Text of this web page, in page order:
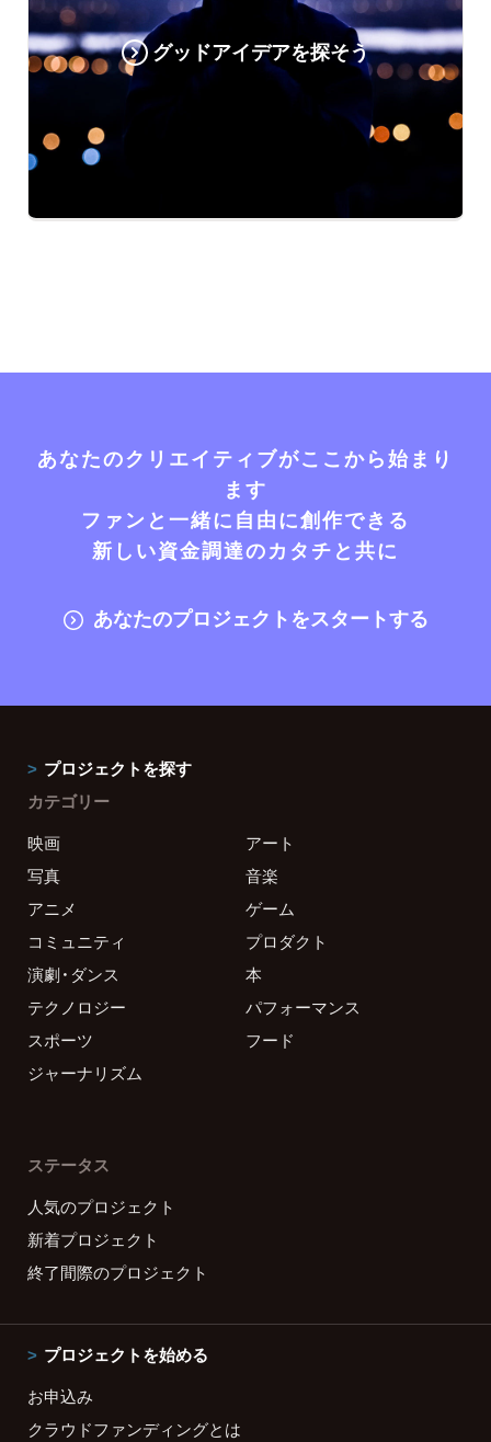
グッドアイデアを探そう
あなたのクリエイティブがここから始まり
ます
ファンと一緒に自由に創作できる
新しい資金調達のカタチと共に
あなたのプロジェクトをスタートする
プロジェクトを探す
カテゴリー
映画
アート
写真
音楽
アニメ
ゲーム
コミュニティ
プロダクト
演劇・ダンス
本
テクノロジー
パフォーマンス
スポーツ
フード
ジャーナリズム
ステータス
人気のプロジェクト
新着プロジェクト
終了間際のプロジェクト
プロジェクトを始める
お申込み
クラウドファンディングとは